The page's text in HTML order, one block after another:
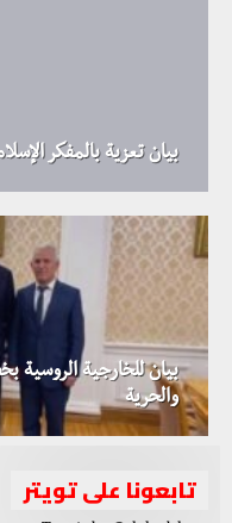
بيان تعزية بالمفكر
بيان للخارجية الروسية
والحرية
تابعونا على تويتر